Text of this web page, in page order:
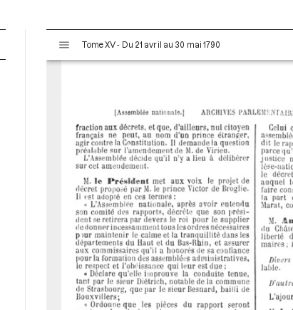
s
Tome XV - Du 21 avril au 30 mai 1790